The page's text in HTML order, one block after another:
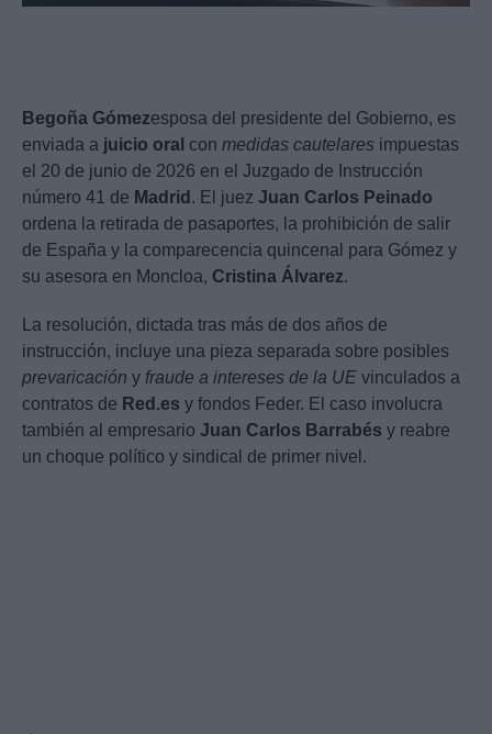
Begoña Gómezesposa del presidente del Gobierno, es
enviada a juicio oral con medidas cautelares impuestas
el 20 de junio de 2026 en el Juzgado de Instrucción
número 41 de Madrid . El juez Juan Carlos Peinado
ordena la retirada de pasaportes, la prohibición de salir
de España y la comparecencia quincenal para Gómez y
su asesora en Moncloa, Cristina Álvarez.
La resolución, dictada tras más de dos años de
instrucción, incluye una pieza separada sobre posibles
prevaricación y fraude a intereses de la UE vinculados a
contratos de Red.es y fondos Feder. El caso involucra
también al empresario Juan Carlos Barrabés y reabre
un choque político y sindical de primer nivel.